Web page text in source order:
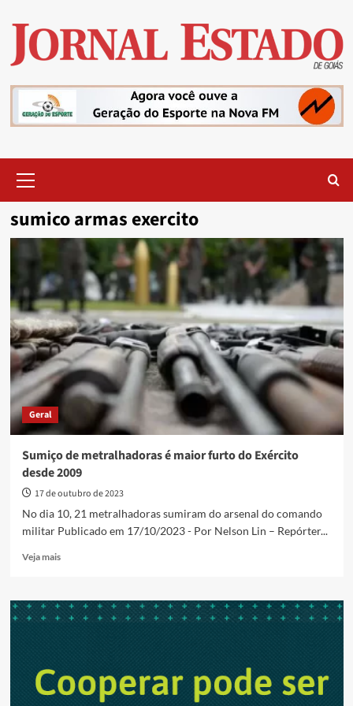
content
Menu
sumico armas exercito
Geral
Sumiço de metralhadoras é maior furto do Exército
desde 2009
17 de outubro de 2023
No dia 10, 21 metralhadoras sumiram do arsenal do comando
militar Publicado em 17/10/2023 - Por Nelson Lin – Repórter...
Veja maisRead
Sumiço
furto
do